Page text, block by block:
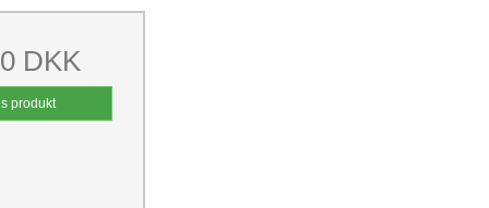
DKK
produkt